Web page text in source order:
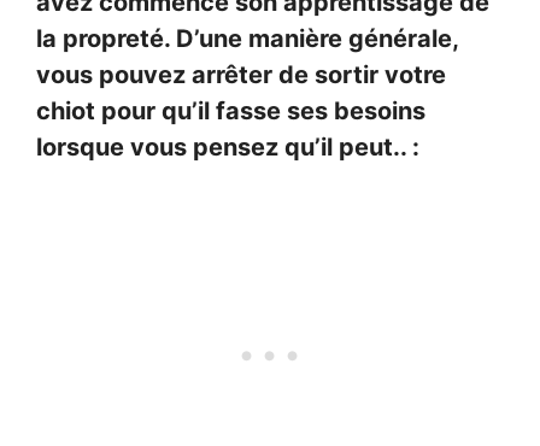
la propreté. D’une manière générale,
vous pouvez arrêter de sortir votre
chiot pour qu’il fasse ses besoins
lorsque vous pensez qu’il peut.. :